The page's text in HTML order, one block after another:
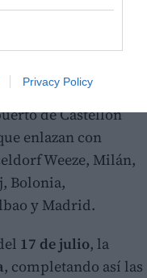
Privacy Policy
las conexiones
de Castellón
enlazan con
Weeze, Milán,
Bolonia,
y Madrid.
17 de julio, la
, completando así las